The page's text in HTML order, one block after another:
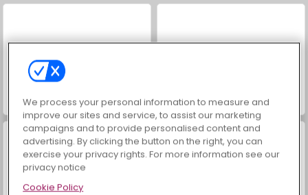
Xcross Madness Keskin Nişancı 3D
We process your personal information to measure and
improve our sites and service, to assist our marketing
campaigns and to provide personalised content and
advertising. By clicking the button on the right, you can
exercise your privacy rights. For more information see our
privacy notice
Cookie Policy